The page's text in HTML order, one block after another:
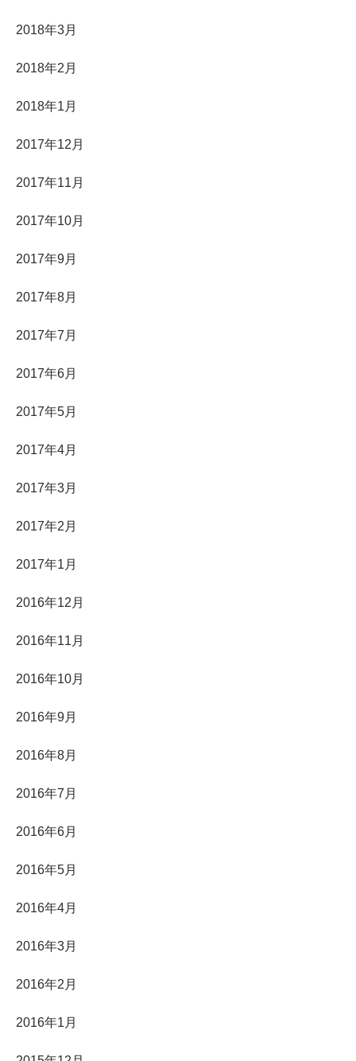
2018年3月
2018年2月
2018年1月
2017年12月
2017年11月
2017年10月
2017年9月
2017年8月
2017年7月
2017年6月
2017年5月
2017年4月
2017年3月
2017年2月
2017年1月
2016年12月
2016年11月
2016年10月
2016年9月
2016年8月
2016年7月
2016年6月
2016年5月
2016年4月
2016年3月
2016年2月
2016年1月